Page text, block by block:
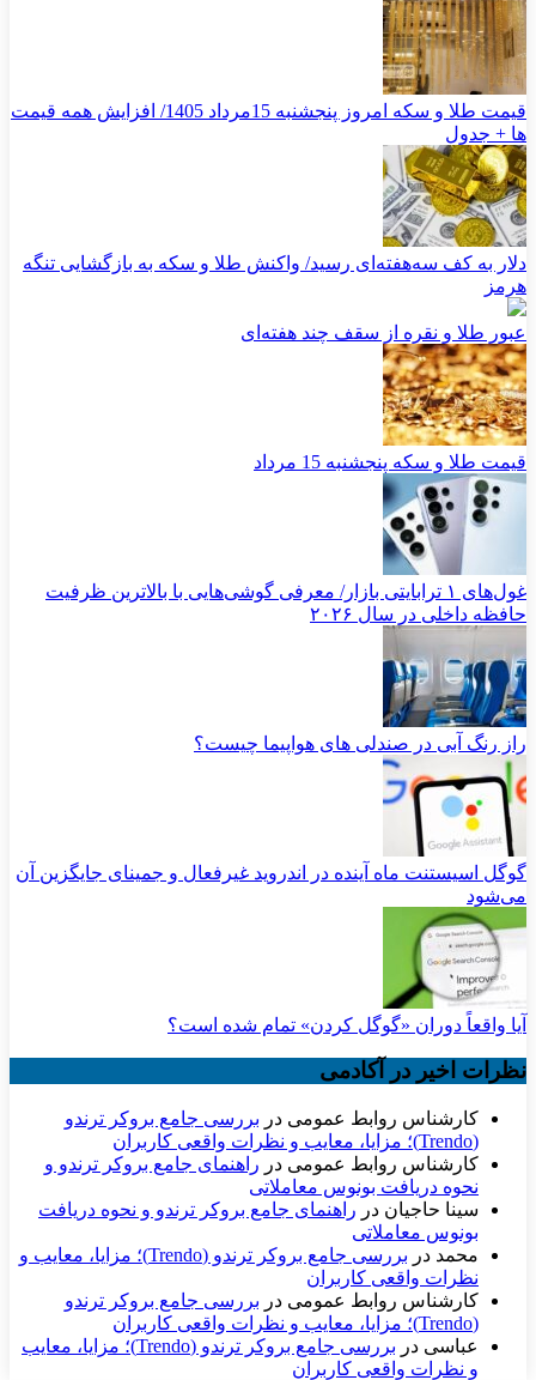
قیمت طلا و سکه امروز پنجشنبه 15مرداد 1405/ افزایش همه قیمت
ها + جدول
دلار به کف سه‌هفته‌ای رسید/ واکنش طلا و سکه به بازگشایی تنگه
هرمز
عبور طلا و نقره از سقف چند هفته‌ای
قیمت طلا و سکه پنجشنبه 15 مرداد
غول‌های ۱ ترابایتی بازار/ معرفی گوشی‌هایی با بالاترین ظرفیت
حافظه داخلی در سال ۲۰۲۶
راز رنگ آبی در صندلی های هواپیما چیست؟
گوگل اسیستنت ماه آینده در اندروید غیرفعال و جمینای جایگزین آن
می‌شود
آیا واقعاً دوران «گوگل کردن» تمام شده است؟
نظرات اخیر در آکادمی
کارشناس روابط عمومی در بررسی جامع بروکر ترندو
(Trendo)؛ مزایا، معایب و نظرات واقعی کاربران
کارشناس روابط عمومی در راهنمای جامع بروکر ترندو و
نحوه دریافت بونوس معاملاتی
سینا حاجیان در راهنمای جامع بروکر ترندو و نحوه دریافت
بونوس معاملاتی
محمد در
بررسی جامع بروکر ترندو (Trendo)؛ مزایا، معایب و
نظرات واقعی کاربران
کارشناس روابط عمومی در بررسی جامع بروکر ترندو
(Trendo)؛ مزایا، معایب و نظرات واقعی کاربران
عباسی در
بررسی جامع بروکر ترندو (Trendo)؛ مزایا، معایب
و نظرات واقعی کاربران